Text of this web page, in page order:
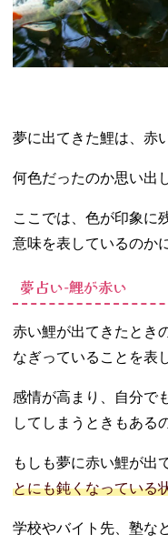
− 夢占い‐鯉
を助ける
− 夢占い‐鯉
見る
山の鯉を見
05. 錦鯉の夢占い
は恋愛がうまく
06. 夢占いで鯉は
い！鯉の夢を見
たらいいことが
夢に出てきた鯉は、赤
何色だったのか思い出
ここでは、色が印象に
意味を表しているのか
夢占い‐鯉が赤い
赤い鯉が出てきたとき
なぎっていることを表
感情が高まり、自分で
してしまうときもある
もしも夢に赤い鯉が出
とにも鈍くなっている
学校やバイト先、塾な